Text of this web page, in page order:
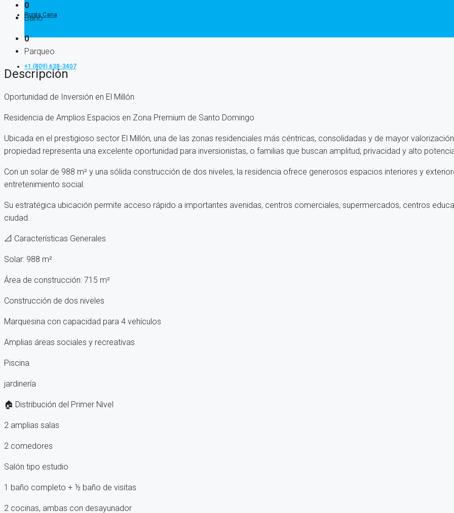
Punta Cana
+1 (809) 638-3407
0
Baño
0
Parqueo
Descripción
Oportunidad de Inversión en El Millón
Residencia de Amplios Espacios en Zona Premium de Santo Domingo
Ubicada en el prestigioso sector El Millón, una de las zonas residenciales más céntricas, consolidadas y de mayor
propiedad representa una excelente oportunidad para inversionistas, o familias que buscan amplitud, privacidad y alto
Con un solar de 988 m² y una sólida construcción de dos niveles, la residencia ofrece generosos espacios interiores y
entretenimiento social.
Su estratégica ubicación permite acceso rápido a importantes avenidas, centros comerciales, supermercados, centros
ciudad.
📐 Características Generales
Solar: 988 m²
Área de construcción: 715 m²
Construcción de dos niveles
Marquesina con capacidad para 4 vehículos
Amplias áreas sociales y recreativas
Piscina
jardinería
🏠 Distribución del Primer Nivel
2 amplias salas
2 comedores
Salón tipo estudio
1 baño completo + ½ baño de visitas
2 cocinas, ambas con desayunador